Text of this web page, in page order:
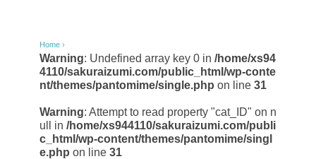
Home ›
Warning: Undefined array key 0 in /home/xs94
4110/sakuraizumi.com/public_html/wp-conte
nt/themes/pantomime/single.php on line 31
Warning: Attempt to read property "cat_ID" on n
ull in /home/xs944110/sakuraizumi.com/publi
c_html/wp-content/themes/pantomime/singl
e.php on line 31